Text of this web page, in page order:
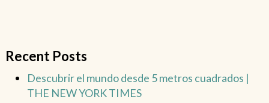
Recent Posts
Descubrir el mundo desde 5 metros cuadrados |
THE NEW YORK TIMES